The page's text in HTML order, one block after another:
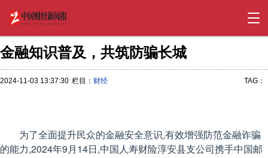
金融知识普及，共筑防骗长城
2024-11-03 13:37:30 栏目： 财经 TAG：
为了全面提升民众的金融安全意识,有效增强防范金融诈骗
的能力,2024年9月14日,中国人寿财险淳安县支公司携手中国邮